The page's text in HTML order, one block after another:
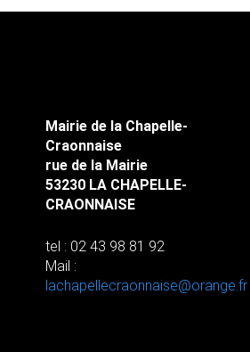
Mairie de la Chapelle-
Craonnaise
rue de la Mairie
53230 LA CHAPELLE-
CRAONNAISE
tel : 02 43 98 81 92
Mail :
lachapellecraonnaise@orange.fr